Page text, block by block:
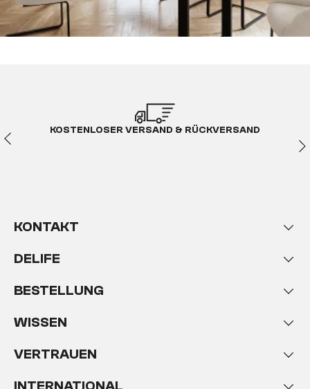
KOSTENLOSER VERSAND & RÜCKVERSAND
KONTAKT
DELIFE
BESTELLUNG
WISSEN
VERTRAUEN